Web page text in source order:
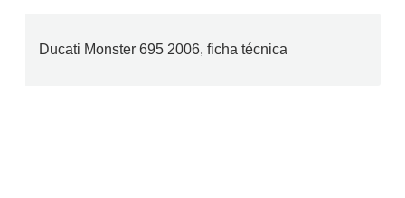
Ducati Monster 695 2006, ficha técnica